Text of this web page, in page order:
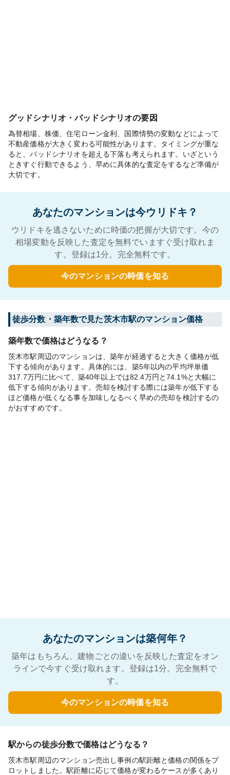
グッドシナリオ・バッドシナリオの要因
為替相場、株価、住宅ローン金利、国際情勢の変動などによって
不動産価格が大きく変わる可能性があります。タイミングが重な
ると、バッドシナリオを超える下落も考えられます。いざという
ときすぐ行動できるよう、早めに具体的な査定をするなど準備が
大切です。
あなたのマンションは今ウリドキ？
ウリドキを逃さないために時価の把握が大切です。今の
相場変動を反映した査定を無料でいますぐ受け取れま
す。登録は1分。完全無料です。
今のマンションの時価を知る
徒歩分数・築年数で見た茨木市駅のマンション価格
築年数で価格はどうなる？
茨木市駅周辺のマンションは、築年が経過すると大きく価格が低
下する傾向があります。具体的には、築5年以内の平均坪単価
317.7万円に比べて、築40年以上では82.4万円と74.1%と大幅に
低下する傾向があります。売却を検討する際には築年が低下する
ほど価格が低くなる事を加味しなるべく早めの売却を検討するの
がおすすめです。
あなたのマンションは築何年？
築年はもちろん、建物ごとの違いを反映した査定をオン
ラインで今すぐ受け取れます。登録は1分。完全無料で
す。
今のマンションの時価を知る
駅からの徒歩分数で価格はどうなる？
茨木市駅周辺のマンション売出し事例の駅距離と価格の関係をプ
ロットしました。駅距離に応じて価格が変わるケースが多くあり